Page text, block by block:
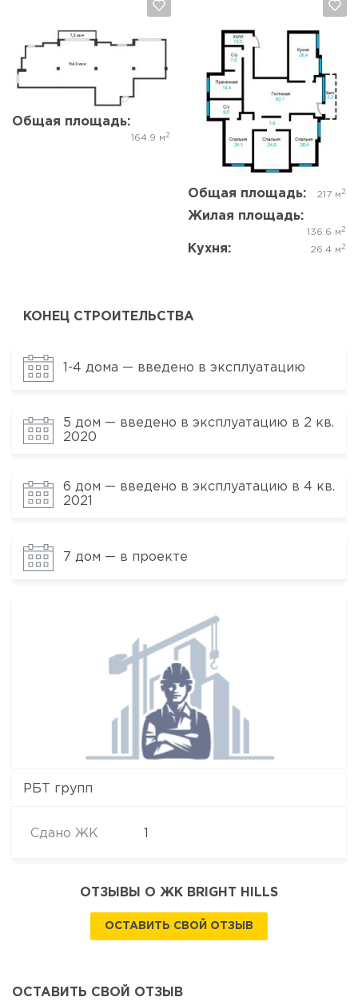
Общая площадь:
164.9 м 2
Общая площадь: 217 м 2
Жилая площадь:
136.6 м 2
Кухня: 26.4 м 2
Да, удалить Отмена
КОНЕЦ СТРОИТЕЛЬСТВА
1-4 дома — введено в эксплуатацию
5 дом — введено в эксплуатацию в 2 кв.
2020
6 дом — введено в эксплуатацию в 4 кв.
2021
7 дом — в проекте
РБТ групп
Сдано ЖК 1
ОТЗЫВЫ О ЖК BRIGHT HILLS
ОСТАВИТЬ СВОЙ ОТЗЫВ
ОСТАВИТЬ СВОЙ ОТЗЫВ